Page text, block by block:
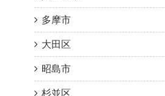
多摩市
大田区
昭島市
杉並区